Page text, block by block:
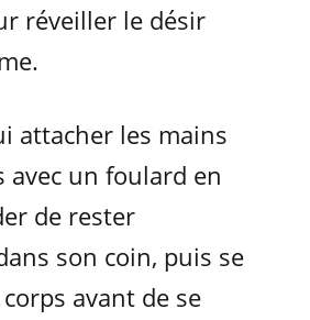
réveiller le désir
attacher les mains
avec un foulard en
de rester
son coin, puis se
avant de se